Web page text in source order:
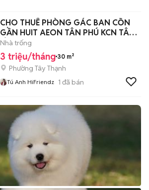
CHO THUÊ PHÒNG GÁC BAN CỒN
GẦN HUIT AEON TÂN PHÚ KCN TÂN
BÌNH
Nhà trống
3 triệu/tháng 30 m²
Phường Tây Thạnh
Tú Anh HiFriendz 1 đã bán